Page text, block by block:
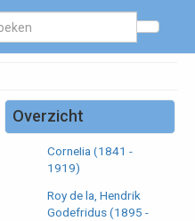
Overzicht
Roy de la, Antoinetta
Bertha (1900 - 1959)
Roy de la, Helena
Cornelia (1841 -
1919)
Roy de la, Hendrik
Godefridus (1895 -